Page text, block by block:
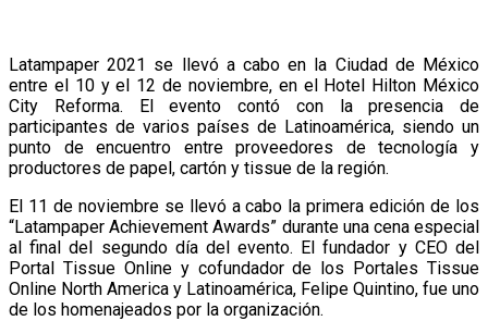
Latampaper 2021 se llevó a cabo en la Ciudad de México
entre el 10 y el 12 de noviembre, en el Hotel Hilton México
City Reforma. El evento contó con la presencia de
participantes de varios países de Latinoamérica, siendo un
punto de encuentro entre proveedores de tecnología y
productores de papel, cartón y tissue de la región.
El 11 de noviembre se llevó a cabo la primera edición de los
“Latampaper Achievement Awards” durante una cena especial
al final del segundo día del evento. El fundador y CEO del
Portal Tissue Online y cofundador de los Portales Tissue
Online North America y Latinoamérica, Felipe Quintino, fue uno
de los homenajeados por la organización.